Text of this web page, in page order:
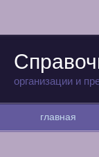
организации и
главная